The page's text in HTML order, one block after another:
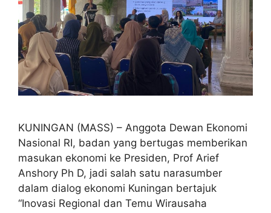
KUNINGAN (MASS) – Anggota Dewan Ekonomi
Nasional RI, badan yang bertugas memberikan
masukan ekonomi ke Presiden, Prof Arief
Anshory Ph D, jadi salah satu narasumber
dalam dialog ekonomi Kuningan bertajuk
“Inovasi Regional dan Temu Wirausaha